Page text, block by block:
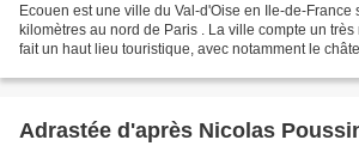
Ecouen est une ville du Val-d'Oise en Ile-de-France
kilomètres au nord de Paris . La ville compte un
fait un haut lieu touristique, avec notamment le
Adrastée d'après Nicolas